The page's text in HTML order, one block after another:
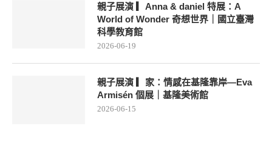
親子展演 ▎Anna & daniel 特展：A
World of Wonder 奇想世界｜國立臺灣
科學教育館
2026-06-19
親子展演 ▎家：情感在基隆靠岸—Eva
Armisén 個展｜基隆美術館
2026-06-15